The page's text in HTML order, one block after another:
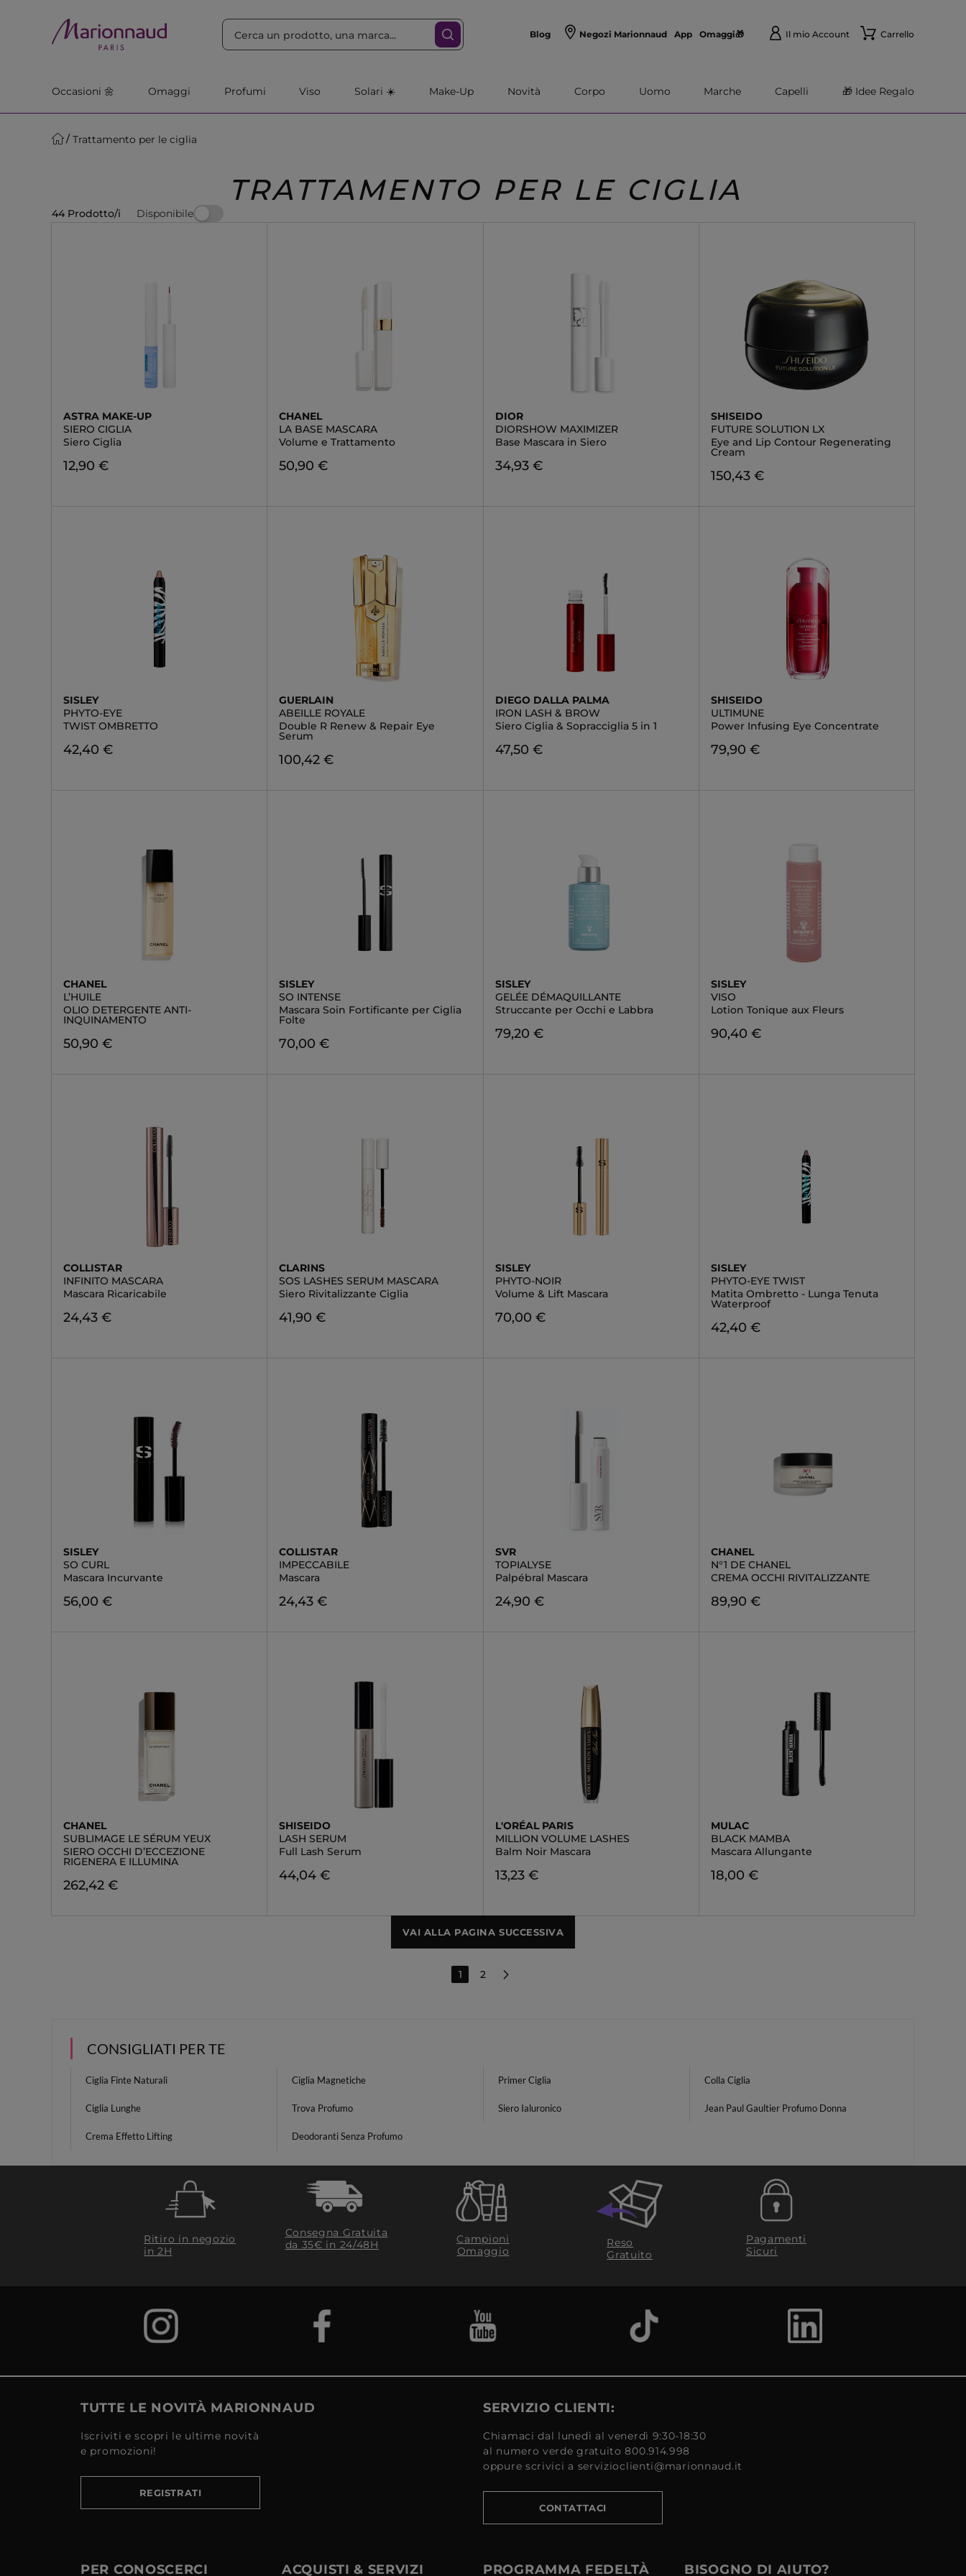
Blog Negozi Marionnaud App Omaggi🎁 Il mio Account Carrello
Occasioni 🌼 Omaggi Profumi Viso Solari ☀️ Make-Up Novità Corpo Uomo Marche Capelli 🎁 Idee Regalo
Trattamento per le ciglia
TRATTAMENTO PER LE CIGLIA
44 Prodotto/i Disponibile
ASTRA MAKE-UP
SIERO CIGLIA
Siero Ciglia
12,90 €
CHANEL
LA BASE MASCARA
Volume e Trattamento
50,90 €
DIOR
DIORSHOW MAXIMIZER
Base Mascara in Siero
34,93 €
SHISEIDO
FUTURE SOLUTION LX
Eye and Lip Contour Regenerating
Cream
150,43 €
SISLEY
PHYTO-EYE
TWIST OMBRETTO
42,40 €
GUERLAIN
ABEILLE ROYALE
Double R Renew & Repair Eye
Serum
100,42 €
DIEGO DALLA PALMA
IRON LASH & BROW
Siero Ciglia & Sopracciglia 5 in 1
47,50 €
SHISEIDO
ULTIMUNE
Power Infusing Eye Concentrate
79,90 €
CHANEL
L’HUILE
OLIO DETERGENTE ANTI-
INQUINAMENTO
50,90 €
SISLEY
SO INTENSE
Mascara Soin Fortificante per Ciglia
Folte
70,00 €
SISLEY
GELÉE DÉMAQUILLANTE
Struccante per Occhi e Labbra
79,20 €
SISLEY
VISO
Lotion Tonique aux Fleurs
90,40 €
COLLISTAR
INFINITO MASCARA
Mascara Ricaricabile
24,43 €
CLARINS
SOS LASHES SERUM MASCARA
Siero Rivitalizzante Ciglia
41,90 €
SISLEY
PHYTO-NOIR
Volume & Lift Mascara
70,00 €
SISLEY
PHYTO-EYE TWIST
Matita Ombretto - Lunga Tenuta
Waterproof
42,40 €
SISLEY
SO CURL
Mascara Incurvante
56,00 €
COLLISTAR
IMPECCABILE
Mascara
24,43 €
SVR
TOPIALYSE
Palpébral Mascara
24,90 €
CHANEL
N°1 DE CHANEL
CREMA OCCHI RIVITALIZZANTE
89,90 €
CHANEL
SUBLIMAGE LE SÉRUM YEUX
SIERO OCCHI D’ECCEZIONE
RIGENERA E ILLUMINA
262,42 €
SHISEIDO
LASH SERUM
Full Lash Serum
44,04 €
L'ORÉAL PARIS
MILLION VOLUME LASHES
Balm Noir Mascara
13,23 €
MULAC
BLACK MAMBA
Mascara Allungante
18,00 €
VAI ALLA PAGINA SUCCESSIVA
1 2
CONSIGLIATI PER TE
Ciglia Finte Naturali Ciglia Magnetiche Primer Ciglia Colla Ciglia
Ciglia Lunghe Trova Profumo Siero Ialuronico Jean Paul Gaultier Profumo Donna
Crema Effetto Lifting Deodoranti Senza Profumo
Ritiro in negozio
in 2H
Consegna Gratuita
da 35€​ in 24/48H
Campioni
Omaggio
Reso
Gratuito
Pagamenti
Sicuri
TUTTE LE NOVITÀ MARIONNAUD
Iscriviti e scopri le ultime novità
e promozioni!
REGISTRATI
SERVIZIO CLIENTI:
Chiamaci dal lunedì al venerdì 9:30-18:30
al numero verde gratuito 800.914.998
oppure scrivici a servizioclienti@marionnaud.it
CONTATTACI
PER CONOSCERCI ACQUISTI & SERVIZI PROGRAMMA FEDELTÀ BISOGNO DI AIUTO?